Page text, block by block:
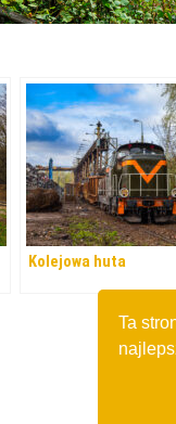
Kolejowa huta
Ta